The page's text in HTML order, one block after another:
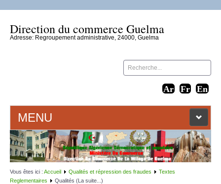
Direction du commerce Guelma
Adresse: Regroupement administrative, 24000, Guelma
MENU
ACCUEIL
LIENS WEB
Vous êtes ici : Accueil Qualités et répression des fraudes
Textes
Reglementaires
Qualités (La suite...)